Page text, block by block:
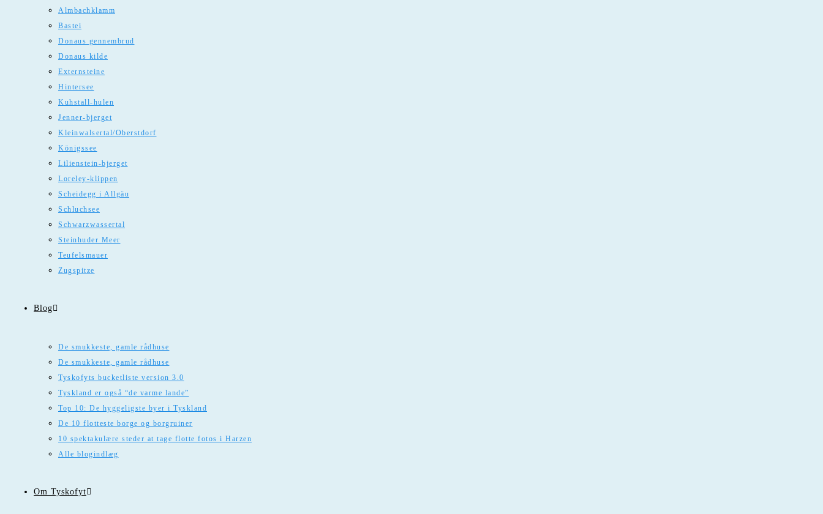
Almbachklamm
Bastei
Donaus gennembrud
Donaus kilde
Externsteine
Hintersee
Kuhstall-hulen
Jenner-bjerget
Kleinwalsertal/Oberstdorf
Königssee
Lilienstein-bjerget
Loreley-klippen
Scheidegg i Allgäu
Schluchsee
Schwarzwassertal
Steinhuder Meer
Teufelsmauer
Zugspitze
Blog
De smukkeste, gamle rådhuse
De smukkeste, gamle rådhuse
Tyskofyts bucketliste version 3.0
Tyskland er også “de varme lande”
Top 10: De hyggeligste byer i Tyskland
De 10 flotteste borge og borgruiner
10 spektakulære steder at tage flotte fotos i Harzen
Alle blogindlæg
Om Tyskofyt